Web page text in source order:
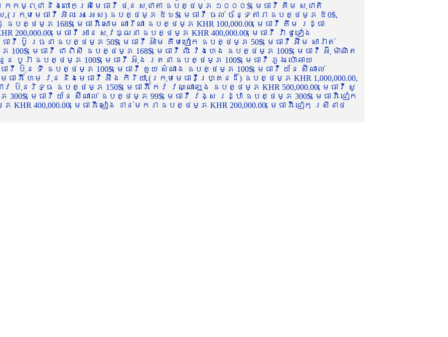
ាចក្រកម្ពុជា និងលោកស្រីមេធាវី ថុន សុជាតា ឧបត្ថម្ភ ១០០០$, មេធាវី គីម សុជាតិ
ស (ក្រុមមេធាវី អិល អេ អេស) ឧបត្ថម្ភ ៥៦$, មេធាវី ចល់ ច័ន្ទតារា ឧបត្ថម្ភ ៥0$,
បត្ថម្ភ 168$, មេធាវី សោម ណារីណា ឧបត្ថម្ភ KHR 100,000.00, មេធាវី គឹម រដ្ធា
200,000.00, មេធាវី អាន សុវឌ្ឍនា ឧបត្ថម្ភ KHR 400,000.00, មេធាវី វ៉ា ជូទៀង
ាវី ប៊ូ រចនា ឧបត្ថម្ភ 50$, មេធាវី អ៊ាម គឹមហៀក ឧបត្ថម្ភ 50$, មេធាវី អ៊ឹម សារ៉ាត់
មេធាវី ជា ពិសី ឧបត្ថម្ភ 168$, មេធាវី លី វ៉េងហេង ឧបត្ថម្ភ 100$, មេធាវី អ៊ុំ ម៉ាណិត
នួន បូរ៉ា ឧបត្ថម្ភ 100$, មេធាវី អ៊ុង រតនា ឧបត្ថម្ភ 100$, មេធាវី ភួង ប៉ោឆាយ
ាវី ប៊ុន ទី ឧបត្ថម្ភ 100$, មេធាវី គួយ សំណាង ឧបត្ថម្ភ 100$, មេធាវី យ័ន ស៊ីណាល់
ធាវី ហែម វុន និងមេធាវី អ៊ឹង កិរិយា (ក្រុមមេធាវីហ្គ្រេនដ៏) ឧបត្ថម្ភ KHR 1,000,000.00,
ជាវ ប៊ុនរិទ្ធ ឧបត្ថម្ភ 150$, មេធាវី កែវ វណ្ណាឡុង ឧបត្ថម្ភ KHR 500,000.00, មេធាវី សូ
មេធាវី យ័ន ស៊ីណាល់ ឧបត្ថម្ភ 99$, មេធាវី វង្ស រដ្ឋា ឧបត្ថម្ភ 300$, មេធាវី ជៀក
មេធាវី សៀង ខាន់មករា ឧបត្ថម្ភ KHR 200,000.00, មេធាវី ជៀក ស្រីនាថ